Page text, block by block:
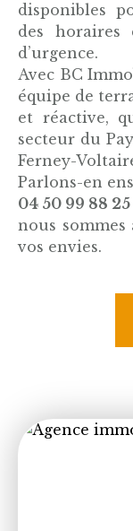
disponibles
des horaires
d’urgence.
Avec BC
équipe de
et réactive,
secteur du
Ferney-
Parlons-en
04 50 99 88 25
nous
vos envies.